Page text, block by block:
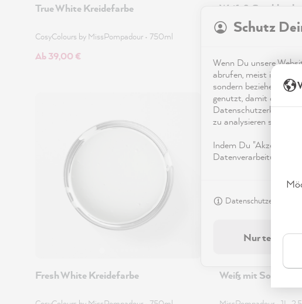
True White Kreidefarbe
CosyColours by MissPompadour • 750ml
Ab 39,00 €
Weiß & Strahlend
LittlePomp by
Fresh White Kreidefarbe
Beliebt
Weiß mit Sonne
Schutz
Wenn Du unsere
abrufen, meist in Form
sondern beziehen sich
genutzt, damit die
Datenschutzerklärung
zu analysieren sowie
Indem Du
Datenverarbeitungen
Datenschutzerklärung
Nur